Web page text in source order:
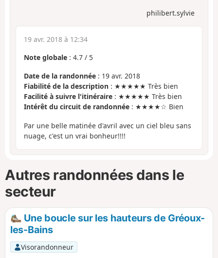
philibert.sylvie
19 avr. 2018 à 12:34
Note globale : 4.7 / 5
Date de la randonnée : 19 avr. 2018
Fiabilité de la description : ★★★★★ Très bien
Facilité à suivre l'itinéraire : ★★★★★ Très bien
Intérêt du circuit de randonnée : ★★★★☆ Bien
Par une belle matinée d'avril avec un ciel bleu sans
nuage, c'est un vrai bonheur!!!!
Autres randonnées dans le
secteur
Une boucle sur les hauteurs de Gréoux-
les-Bains
Visorandonneur